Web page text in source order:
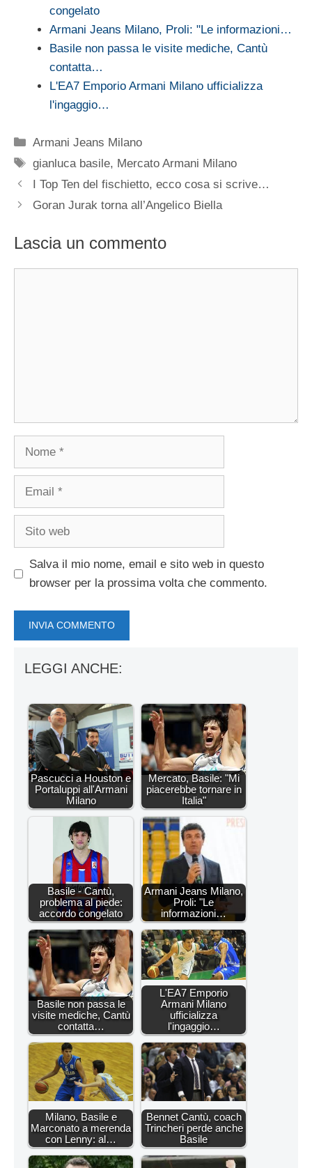
congelato
Armani Jeans Milano, Proli: "Le informazioni…
Basile non passa le visite mediche, Cantù
contatta…
L'EA7 Emporio Armani Milano ufficializza
l'ingaggio…
Categorie
Armani Jeans Milano
Tag
gianluca basile, Mercato Armani Milano
I Top Ten del fischietto, ecco cosa si scrive…
Goran Jurak torna all’Angelico Biella
Lascia un commento
Nome
Email
Sito
Salva il mio nome, email e sito web in questo
browser per la prossima volta che commento.
LEGGI ANCHE:
Pascucci a Houston e
Portaluppi all'Armani
Milano
Mercato, Basile: "Mi
piacerebbe tornare in
Italia"
Basile - Cantù,
problema al piede:
accordo congelato
Armani Jeans Milano,
Proli: "Le
informazioni…
Basile non passa le
visite mediche, Cantù
contatta…
L'EA7 Emporio
Armani Milano
ufficializza
l'ingaggio…
Milano, Basile e
Marconato a merenda
con Lenny: al…
Bennet Cantù, coach
Trincheri perde anche
Basile